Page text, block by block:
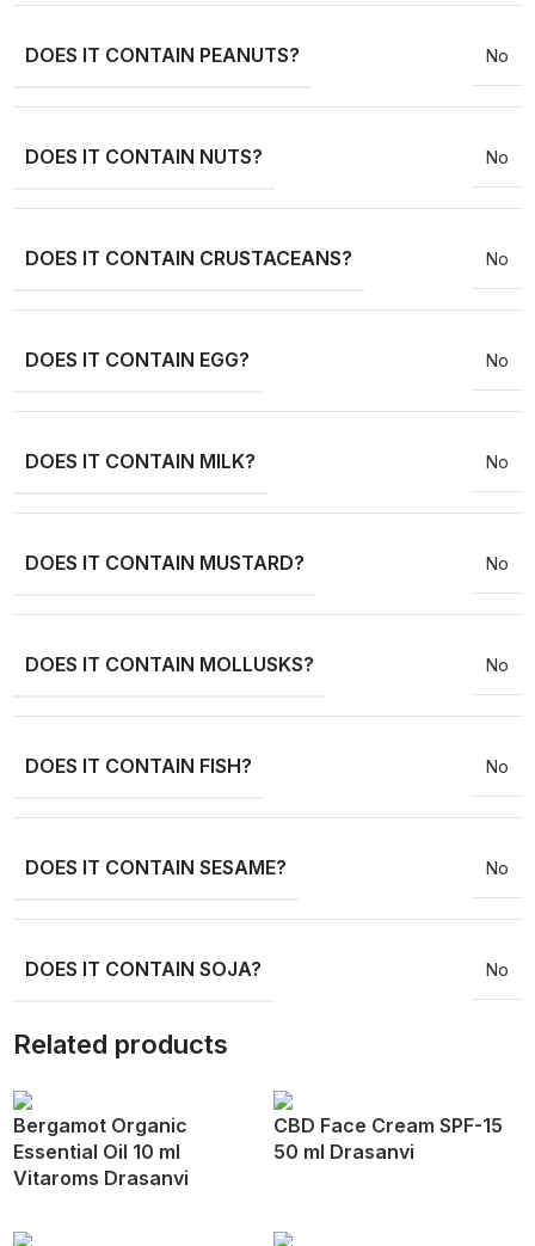
DOES IT CONTAIN PEANUTS? No
DOES IT CONTAIN NUTS? No
DOES IT CONTAIN CRUSTACEANS? No
DOES IT CONTAIN EGG? No
DOES IT CONTAIN MILK? No
DOES IT CONTAIN MUSTARD? No
DOES IT CONTAIN MOLLUSKS? No
DOES IT CONTAIN FISH? No
DOES IT CONTAIN SESAME? No
DOES IT CONTAIN SOJA? No
Related products
Bergamot Organic
Essential Oil 10 ml
Vitaroms Drasanvi
CBD Face Cream SPF-15
50 ml Drasanvi